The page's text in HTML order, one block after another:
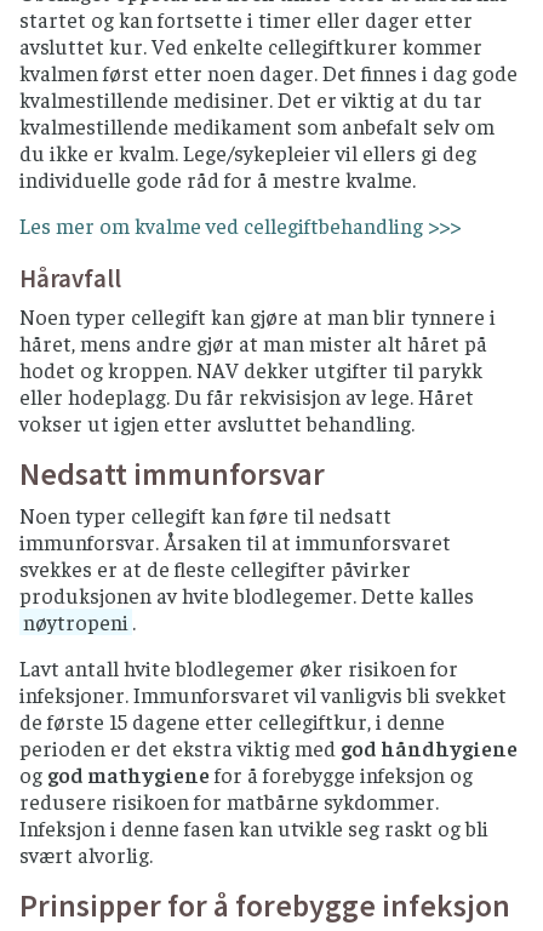
startet og kan fortsette i timer eller dager etter
avsluttet kur. Ved enkelte cellegiftkurer kommer
kvalmen først etter noen dager. Det finnes i dag gode
kvalmestillende medisiner. Det er viktig at du tar
kvalmestillende medikament som anbefalt selv om
du ikke er kvalm. Lege/sykepleier vil ellers gi deg
individuelle gode råd for å mestre kvalme.
Les mer om kvalme ved cellegiftbehandling >>>
Håravfall
Noen typer cellegift kan gjøre at man blir tynnere i
håret, mens andre gjør at man mister alt håret på
hodet og kroppen. NAV dekker utgifter til parykk
eller hodeplagg. Du får rekvisisjon av lege. Håret
vokser ut igjen etter avsluttet behandling.
Nedsatt immunforsvar
Noen typer cellegift kan føre til nedsatt
immunforsvar. Årsaken til at immunforsvaret
svekkes er at de fleste cellegifter påvirker
produksjonen av hvite blodlegemer. Dette kalles
nøytropeni .
Lavt antall hvite blodlegemer øker risikoen for
infeksjoner. Immunforsvaret vil vanligvis bli svekket
de første 15 dagene etter cellegiftkur, i denne
perioden er det ekstra viktig med god håndhygiene
og god mathygienefor å forebygge infeksjon og
redusere risikoen for matbårne sykdommer.
Infeksjon i denne fasen kan utvikle seg raskt og bli
svært alvorlig.
Prinsipper for å forebygge infeksjon